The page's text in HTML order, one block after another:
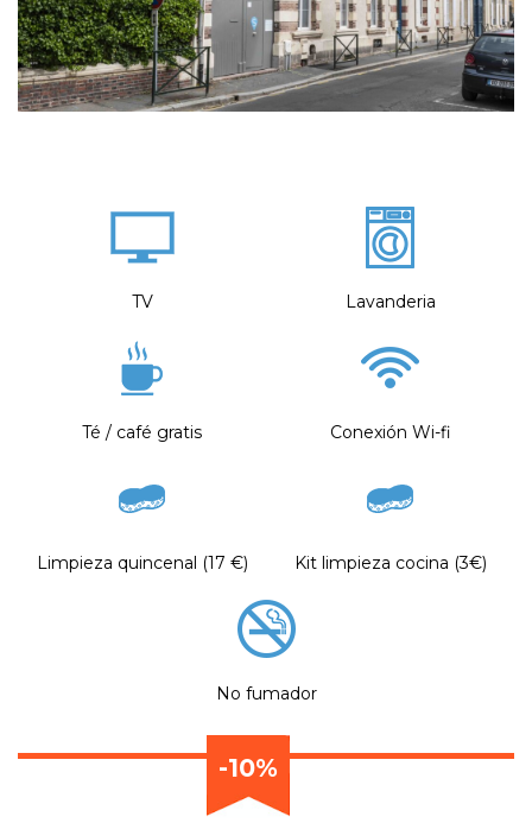
TV Lavanderia
Té / café gratis Conexión Wi-fi
Limpieza quincenal (17 €) Kit limpieza cocina (3€)
No fumador
-10%